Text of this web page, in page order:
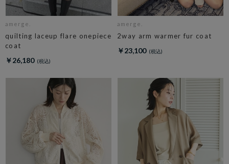
amerge.
quilting laceup flare onepiece
coat
￥26,180
amerge.
2way arm warmer fur coat
￥23,100